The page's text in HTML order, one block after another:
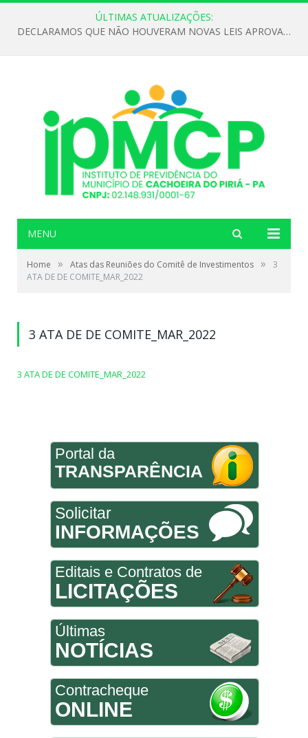
ÚLTIMAS ATUALIZAÇÕES:
DECLARAMOS QUE NÃO HOUVERAM NOVAS LEIS APROVADAS ATÉ O MOMENTO PARA O INSTITUTO DE PREVIDÊNCIA NO ANO DE 2026
MENU
Home » Atas das Reuniões do Comitê de Investimentos »
3
ATA DE DE COMITE_MAR_2022
3 ATA DE DE COMITE_MAR_2022
3 ATA DE DE COMITE_MAR_2022
Portal da
TRANSPARÊNCIA
Solicitar
INFORMAÇÕES
Editais e Contratos de
LICITAÇÕES
Últimas
NOTÍCIAS
Contracheque
ONLINE